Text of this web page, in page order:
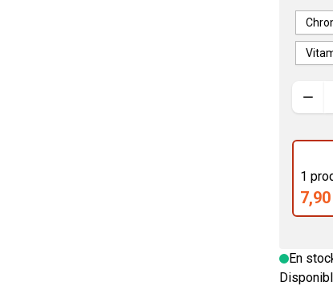
Protéines
Vitamines
1
En